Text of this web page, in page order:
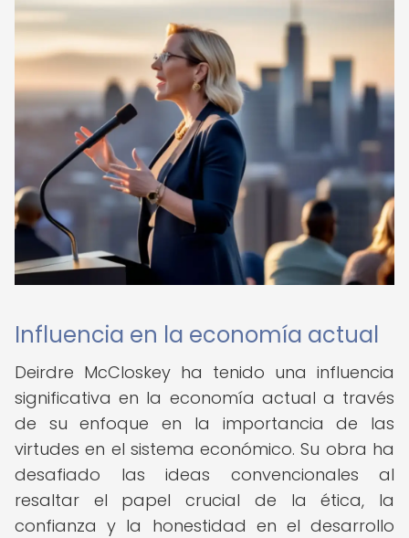
Influencia en la economía actual
Deirdre McCloskey ha tenido una influencia
significativa en la economía actual a través
de su enfoque en la importancia de las
virtudes en el sistema económico. Su obra ha
desafiado las ideas convencionales al
resaltar el papel crucial de la ética, la
confianza y la honestidad en el desarrollo